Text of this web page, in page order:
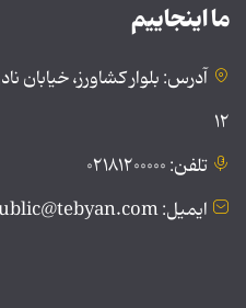
ما اینجاییم
آدرس: بلوار کشاورز،
۱۲
تلفن: ۰۲۱۸۱۲۰۰۰۰۰
ایمیل: public@tebyan.com